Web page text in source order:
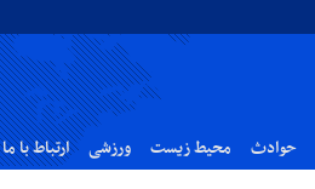
حوادث محیط زیست ورزشی ارتباط با ما